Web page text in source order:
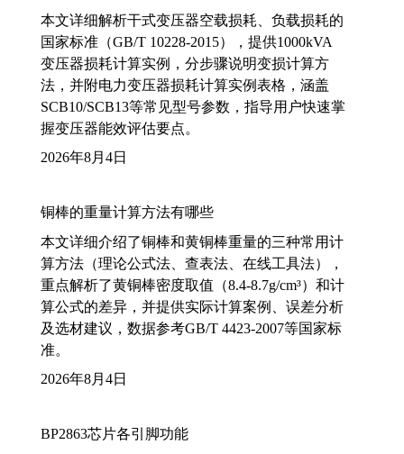
本文详细解析干式变压器空载损耗、负载损耗的
国家标准（GB/T 10228-2015），提供1000kVA
变压器损耗计算实例，分步骤说明变损计算方
法，并附电力变压器损耗计算实例表格，涵盖
SCB10/SCB13等常见型号参数，指导用户快速掌
握变压器能效评估要点。
2026年8月4日
铜棒的重量计算方法有哪些
本文详细介绍了铜棒和黄铜棒重量的三种常用计
算方法（理论公式法、查表法、在线工具法），
重点解析了黄铜棒密度取值（8.4-8.7g/cm³）和计
算公式的差异，并提供实际计算案例、误差分析
及选材建议，数据参考GB/T 4423-2007等国家标
准。
2026年8月4日
BP2863芯片各引脚功能